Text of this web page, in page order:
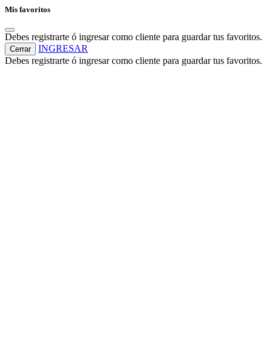
Mis favoritos
Debes registrarte ó ingresar como cliente para guardar tus favoritos.
Cerrar
INGRESAR
Debes registrarte ó ingresar como cliente para guardar tus favoritos.